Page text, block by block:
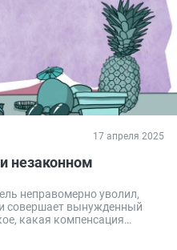
17 апреля 2025
незаконном
неправомерно уволил,
совершает вынужденный
какая компенсация